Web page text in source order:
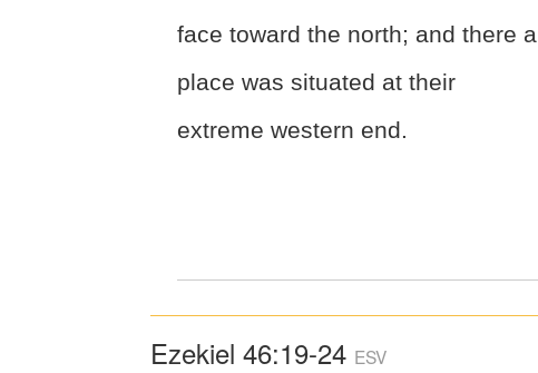
face toward the north; and there a
place was situated at their
extreme western end.
Ezekiel 46:19-24 ESV